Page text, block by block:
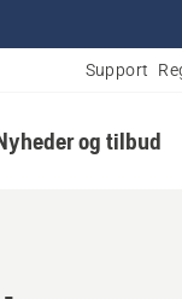
Support
og tilbud